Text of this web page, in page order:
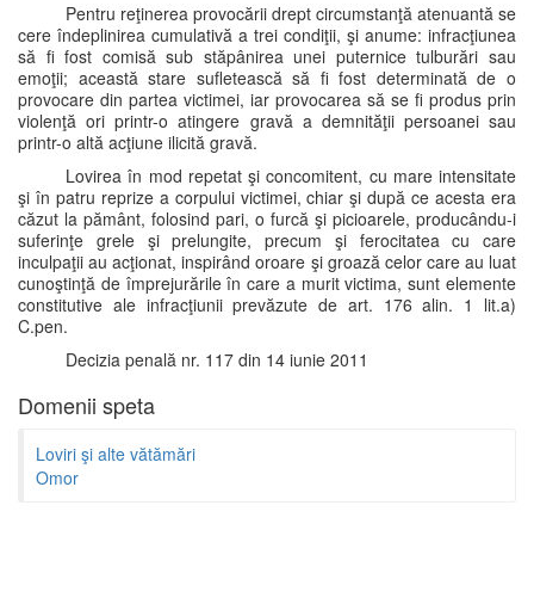
Pentru reţinerea provocării drept circumstanţă atenuantă se
cere îndeplinirea cumulativă a trei condiţii, şi anume: infracţiunea
să fi fost comisă sub stăpânirea unei puternice tulburări sau
emoţii; această stare sufletească să fi fost determinată de o
provocare din partea victimei, iar provocarea să se fi produs prin
violenţă ori printr-o atingere gravă a demnităţii persoanei sau
printr-o altă acţiune ilicită gravă.
Lovirea în mod repetat şi concomitent, cu mare intensitate
şi în patru reprize a corpului victimei, chiar şi după ce acesta era
căzut la pământ, folosind pari, o furcă şi picioarele, producându-i
suferinţe grele şi prelungite, precum şi ferocitatea cu care
inculpaţii au acţionat, inspirând oroare şi groază celor care au luat
cunoştinţă de împrejurările în care a murit victima, sunt elemente
constitutive ale infracţiunii prevăzute de art. 176 alin. 1 lit.a)
C.pen.
Decizia penală nr. 117 din 14 iunie 2011
Domenii speta
Loviri şi alte vătămări
Omor